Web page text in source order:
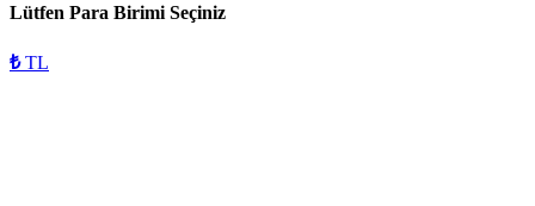
Lütfen Para Birimi Seçiniz
₺TL